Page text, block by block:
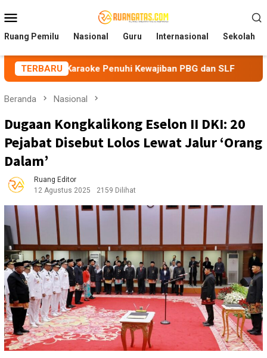
ke
kontenMobile
Ruang Pemilu Nasional Guru Internasional Sekolah
TERBARU
Penuhi Kewajiban PBG dan SLF BEM
Beranda Nasional
Dugaan Kongkalikong Eselon II DKI: 20
Pejabat Disebut Lolos Lewat Jalur ‘Orang
Dalam’
Ruang Editor
12 Agustus 2025
2159 Dilihat